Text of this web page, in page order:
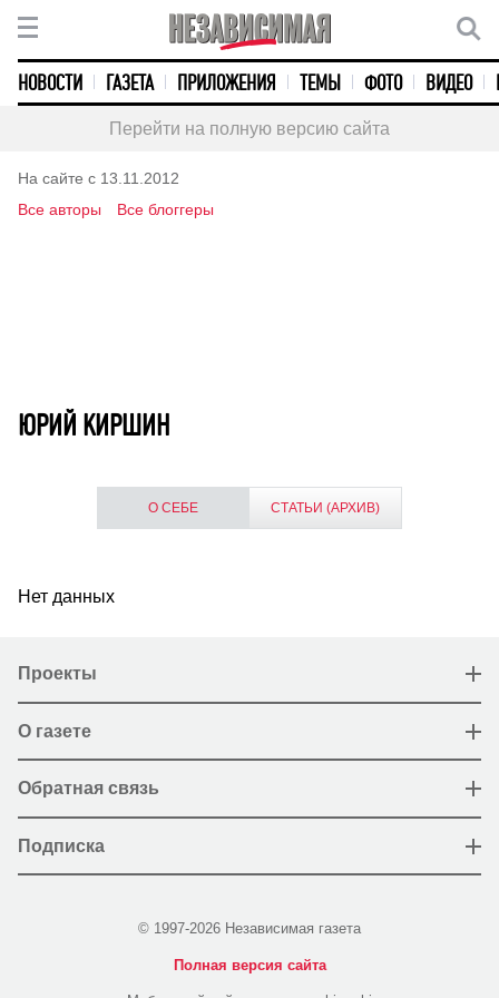
НОВОСТИ ГАЗЕТА ПРИЛОЖЕНИЯ ТЕМЫ ФОТО ВИДЕО
Перейти на полную версию сайта
На сайте с 13.11.2012
Все авторы
Все блоггеры
ЮРИЙ КИРШИН
О СЕБЕ СТАТЬИ (АРХИВ)
Нет данных
Проекты
О газете
Обратная связь
Подписка
© 1997-2026 Независимая газета
Полная версия сайта